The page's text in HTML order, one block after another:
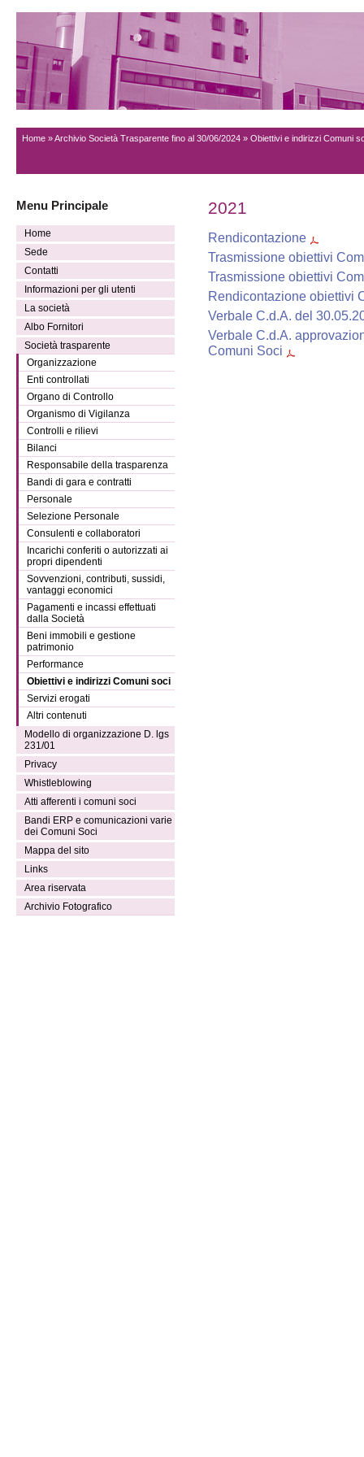
Home »Archivio Società Trasparente fino al 30/06/2024 » Obiettivi e indirizzi Comuni
Menu Principale
Home
Sede
Contatti
Informazioni per gli utenti
La società
Albo Fornitori
Società trasparente
Organizzazione
Enti controllati
Organo di Controllo
Organismo di Vigilanza
Controlli e rilievi
Bilanci
Responsabile della trasparenza
Bandi di gara e contratti
Personale
Selezione Personale
Consulenti e collaboratori
Incarichi conferiti o autorizzati ai
propri dipendenti
Sovvenzioni, contributi, sussidi,
vantaggi economici
Pagamenti e incassi effettuati
dalla Società
Beni immobili e gestione
patrimonio
Performance
Obiettivi e indirizzi Comuni soci
Servizi erogati
Altri contenuti
Modello di organizzazione D. lgs
231/01
Privacy
Whistleblowing
Atti afferenti i comuni soci
Bandi ERP e comunicazioni varie
dei Comuni Soci
Mappa del sito
Links
Area riservata
Archivio Fotografico
2021
Rendicontazione
Trasmissione obiettivi
Trasmissione obiettivi
Rendicontazione obiettivi
Verbale C.d.A. del
Verbale C.d.A.
Comuni Soci